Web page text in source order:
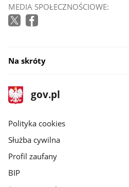
MEDIA SPOŁECZNOŚCIOWE:
Na skróty
stopka
gov.pl
Strona
gov.pl
gov.pl
Polityka cookies
Służba cywilna
Profil zaufany
BIP